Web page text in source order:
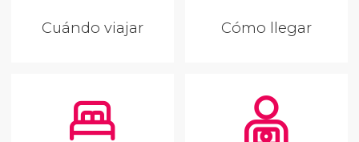
Cuándo viajar Cómo llegar